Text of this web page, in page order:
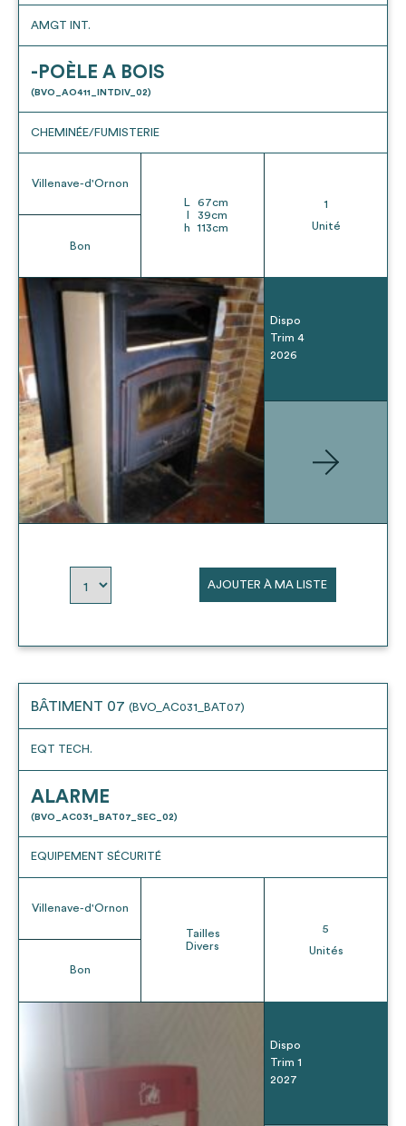
AMGT INT.
-POÈLE A BOIS
(BVO_AO411_INTDIV_02)
CHEMINÉE/FUMISTERIE
Villenave-d'Ornon
Bon
L 67cm
39cm
h
113cm
1
Unité
Dispo
Trim 4
2026
AJOUTER À MA LISTE
BÂTIMENT 07 (BVO_AC031_BAT07)
EQT TECH.
ALARME
(BVO_AC031_BAT07_SEC_02)
EQUIPEMENT SÉCURITÉ
Villenave-d'Ornon
Bon
Tailles
Divers
5
Unités
Dispo
Trim 1
2027